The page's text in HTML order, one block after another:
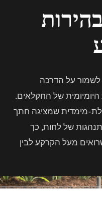
לשמור על הדרכה
של החקלאים.
מימדית שמציגה חתך
של לחות, כך
מעל הקרקע לבין